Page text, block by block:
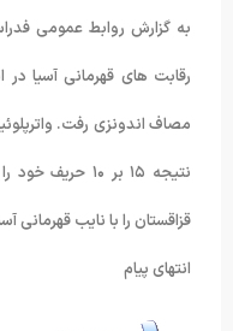
به گزارش روابط عمومی
رقابت های قهرمانی آسیا در
مصاف اندونزی رفت.
قزاقستان را با نایب قهرمانی
انتهای پیام